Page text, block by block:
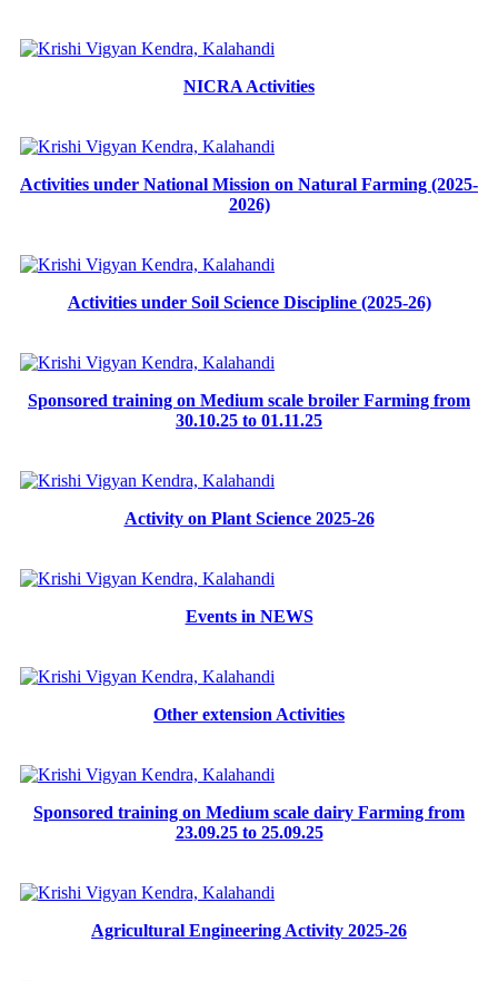
NICRA Activities
Activities under National Mission on Natural Farming (2025-
2026)
Activities under Soil Science Discipline (2025-26)
Sponsored training on Medium scale broiler Farming from
30.10.25 to 01.11.25
Activity on Plant Science 2025-26
Events in NEWS
Other extension Activities
Sponsored training on Medium scale dairy Farming from
23.09.25 to 25.09.25
Agricultural Engineering Activity 2025-26